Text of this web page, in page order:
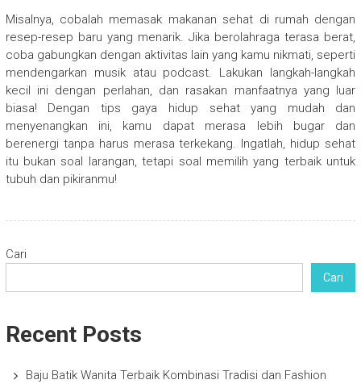
Misalnya, cobalah memasak makanan sehat di rumah dengan
resep-resep baru yang menarik. Jika berolahraga terasa berat,
coba gabungkan dengan aktivitas lain yang kamu nikmati, seperti
mendengarkan musik atau podcast. Lakukan langkah-langkah
kecil ini dengan perlahan, dan rasakan manfaatnya yang luar
biasa! Dengan tips gaya hidup sehat yang mudah dan
menyenangkan ini, kamu dapat merasa lebih bugar dan
berenergi tanpa harus merasa terkekang. Ingatlah, hidup sehat
itu bukan soal larangan, tetapi soal memilih yang terbaik untuk
tubuh dan pikiranmu!
Cari
Cari
Recent Posts
Baju Batik Wanita Terbaik Kombinasi Tradisi dan Fashion